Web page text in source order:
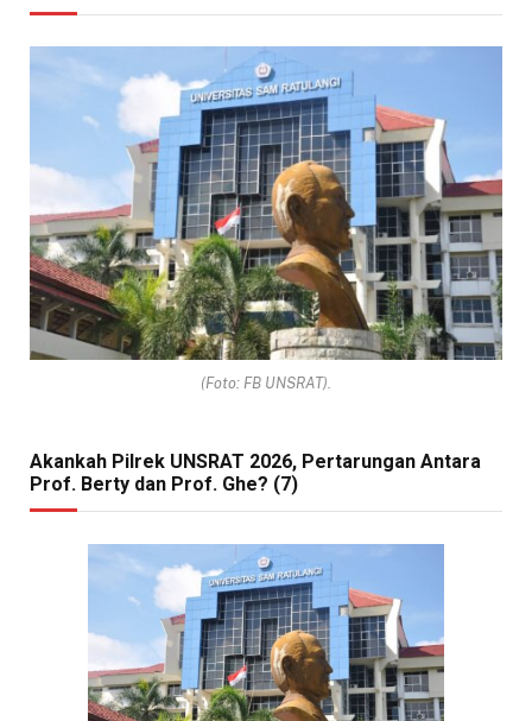
(Foto: FB UNSRAT).
Akankah Pilrek UNSRAT 2026, Pertarungan Antara
Prof. Berty dan Prof. Ghe? (7)